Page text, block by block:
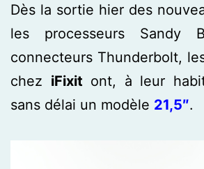
Dès la sortie hier des
les processeurs Sandy
connecteurs Thunderbolt,
chez iFixit ont, à leur
sans délai un modèle 21,5″.